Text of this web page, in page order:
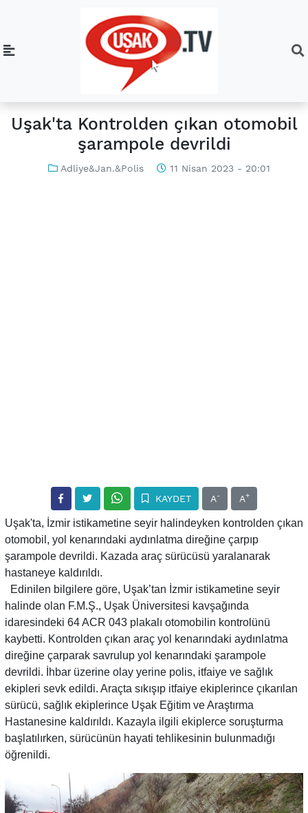
Uşak'ta Kontrolden çıkan otomobil
şarampole devrildi
Adliye&Jan.&Polis 11 Nisan 2023 - 20:01
KAYDET A- A+
Uşak'ta, İzmir istikametine seyir halindeyken kontrolden çıkan
otomobil, yol kenarındaki aydınlatma direğine çarpıp
şarampole devrildi. Kazada araç sürücüsü yaralanarak
hastaneye kaldırıldı.
Edinilen bilgilere göre, Uşak’tan İzmir istikametine seyir
halinde olan F.M.Ş., Uşak Üniversitesi kavşağında
idaresindeki 64 ACR 043 plakalı otomobilin kontrolünü
kaybetti. Kontrolden çıkan araç yol kenarındaki aydınlatma
direğine çarparak savrulup yol kenarındaki şarampole
devrildi. İhbar üzerine olay yerine polis, itfaiye ve sağlık
ekipleri sevk edildi. Araçta sıkışıp itfaiye ekiplerince çıkarılan
sürücü, sağlık ekiplerince Uşak Eğitim ve Araştırma
Hastanesine kaldırıldı. Kazayla ilgili ekiplerce soruşturma
başlatılırken, sürücünün hayati tehlikesinin bulunmadığı
öğrenildi.